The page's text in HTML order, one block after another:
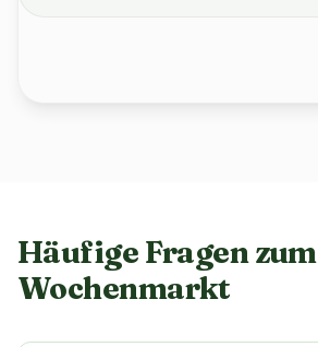
Häufige Fragen zum
Wochenmarkt